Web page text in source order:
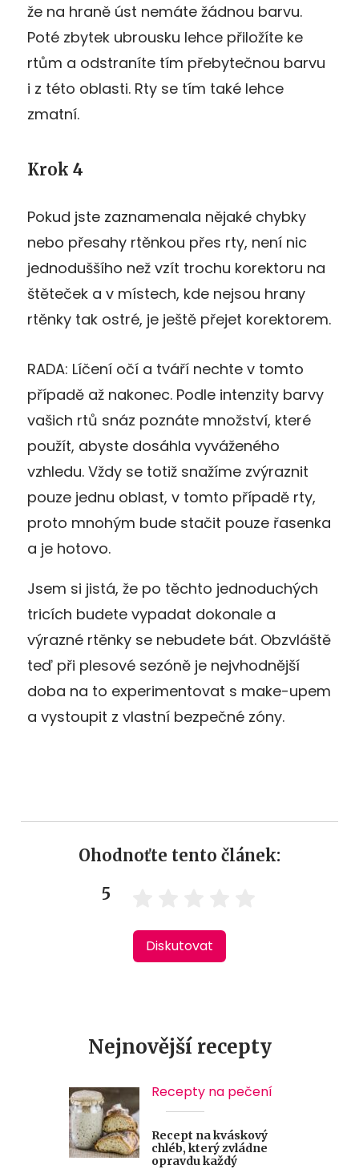
že na hraně úst nemáte žádnou barvu.
Poté zbytek ubrousku lehce přiložíte ke
rtům a odstraníte tím přebytečnou barvu
i z této oblasti. Rty se tím také lehce
zmatní.
Krok 4
Pokud jste zaznamenala nějaké chybky
nebo přesahy rtěnkou přes rty, není nic
jednoduššího než vzít trochu korektoru na
štěteček a v místech, kde nejsou hrany
rtěnky tak ostré, je ještě přejet korektorem.
RADA: Líčení očí a tváří nechte v tomto
případě až nakonec. Podle intenzity barvy
vašich rtů snáz poznáte množství, které
použít, abyste dosáhla vyváženého
vzhledu. Vždy se totiž snažíme zvýraznit
pouze jednu oblast, v tomto případě rty,
proto mnohým bude stačit pouze řasenka
a je hotovo.
Jsem si jistá, že po těchto jednoduchých
tricích budete vypadat dokonale a
výrazné rtěnky se nebudete bát. Obzvláště
teď při plesové sezóně je nejvhodnější
doba na to experimentovat s make-upem
a vystoupit z vlastní bezpečné zóny.
Ohodnoťte tento článek:
5
Diskutovat
Nejnovější recepty
Recepty na pečení
Recept na kváskový
chléb, který zvládne
opravdu každý